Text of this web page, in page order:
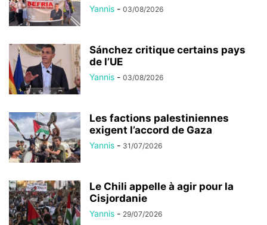
Yannis - 03/08/2026
Sánchez critique certains pays
de l’UE
Yannis - 03/08/2026
Les factions palestiniennes
exigent l’accord de Gaza
Yannis - 31/07/2026
Le Chili appelle à agir pour la
Cisjordanie
Yannis - 29/07/2026